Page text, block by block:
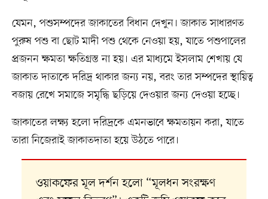
যেমন, পশুসম্পদের জাকাতের বিধান দেখুন। জাকাত সাধারণত
পুরুষ পশু বা ছোট মাদী পশু থেকে নেওয়া হয়, যাতে পশুপালের
প্রজনন ক্ষমতা ক্ষতিগ্রস্ত না হয়। এর মাধ্যমে ইসলাম শেখায় যে
জাকাত দাতাকে দরিদ্র থাকার জন্য নয়, বরং তার সম্পদের স্থায়িত্ব
বজায় রেখে সমাজে সমৃদ্ধি ছড়িয়ে দেওয়ার জন্য দেওয়া হচ্ছে।
জাকাতের লক্ষ্য হলো দরিদ্রকে এমনভাবে ক্ষমতায়ন করা, যাতে
তারা নিজেরাই জাকাতদাতা হয়ে উঠতে পারে।
ওয়াকফের মূল দর্শন হলো “মূলধন সংরক্ষণ